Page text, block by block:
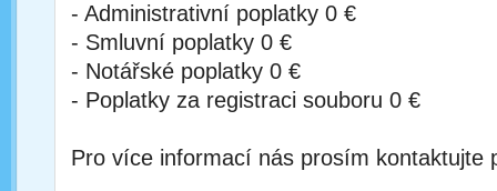
- Administrativní poplatky 0 €
- Smluvní poplatky 0 €
- Notářské poplatky 0 €
- Poplatky za registraci souboru 0 €
Pro více informací nás prosím kontaktujte